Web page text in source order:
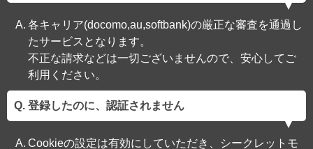
各キャリア(docomo,au,softbank)の厳正な審査を通過し
たサービスとなります。
不正な請求などは一切ございませんので、安心してご
利用ください。
登録したのに、認証されません
Cookieの設定は有効にしていただき、シークレットモ